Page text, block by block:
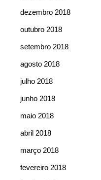
dezembro 2018
outubro 2018
setembro 2018
agosto 2018
julho 2018
junho 2018
maio 2018
abril 2018
março 2018
fevereiro 2018